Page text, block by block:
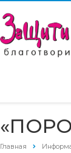
Главная